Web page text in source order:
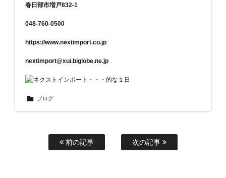
春日部市増戸832-1
048-760-0500
https://www.nextimport.co.jp
nextimport@xui.biglobe.ne.jp
ブログ
前の記事 次の記事